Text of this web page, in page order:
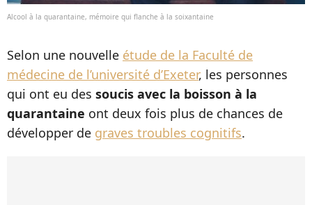
Alcool à la quarantaine, mémoire qui flanche à la soixantaine
Selon une nouvelle étude de la Faculté de
médecine de l’université d’Exeter, les personnes
qui ont eu des soucis avec la boisson à la
quarantaine ont deux fois plus de chances de
développer de graves troubles cognitifs.